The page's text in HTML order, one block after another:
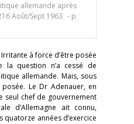
allemande après
Août/Sept 1963 - p.
à force d’être posée
la question n’a cessé de
allemande. Mais, sous
Le Dr Adenauer, en
seul chef de gouvernement
d’Allemagne ait connu,
années d’exercice